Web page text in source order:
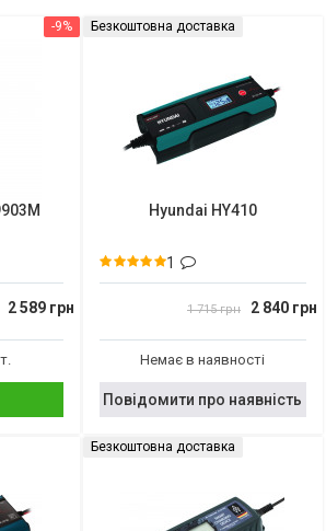
-9%
2 589 грн
Безкоштовна доставка
Hyundai HY410
1
1 715 грн 2 840 грн
Немає в наявності
Повідомити про наявність
Безкоштовна доставка